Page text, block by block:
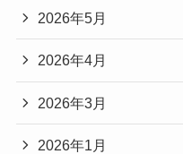
2026年5月
2026年4月
2026年3月
2026年1月